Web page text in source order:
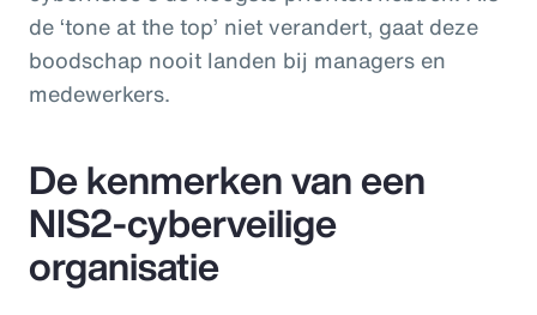
de ‘tone at the top’ niet verandert, gaat deze
boodschap nooit landen bij managers en
medewerkers.
De kenmerken van een
NIS2-cyberveilige
organisatie